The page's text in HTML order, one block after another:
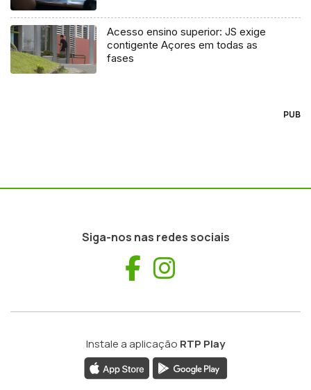
Acesso ensino superior: JS exige
contigente Açores em todas as
fases
PUB
Siga-nos nas redes sociais
Facebook
Instale a aplicação RTP Play